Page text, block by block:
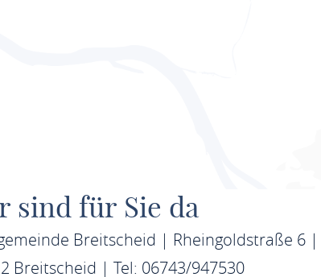
sind für Sie da
Breitscheid | Rheingoldstraße 6 |
Breitscheid | Tel: 06743/947530